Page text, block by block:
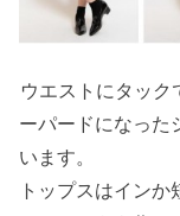
ウエストにタック
ーパードになった
います。
トップスはイン